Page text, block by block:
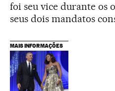
foi seu vice durante os
seus dois mandatos
MAIS INFORMAÇÕES